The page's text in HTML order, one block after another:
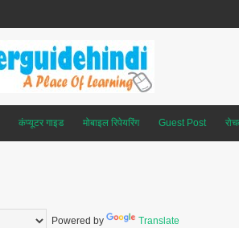
कंप्यूटर गाइड मोबाइल रिपेयरिंग Guest Post
Powered by Translate